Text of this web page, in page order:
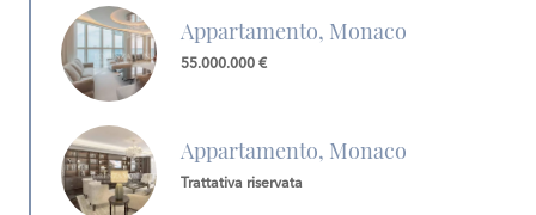
Appartamento, Monaco
55.000.000 €
Appartamento, Monaco
Trattativa riservata